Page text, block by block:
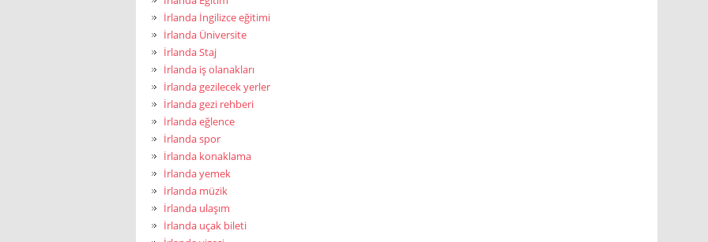
İrlanda İngilizce eğitimi
İrlanda Üniversite
İrlanda Staj
İrlanda iş olanakları
İrlanda gezilecek yerler
İrlanda gezi rehberi
İrlanda eğlence
İrlanda spor
İrlanda konaklama
İrlanda yemek
İrlanda müzik
İrlanda ulaşım
İrlanda uçak bileti